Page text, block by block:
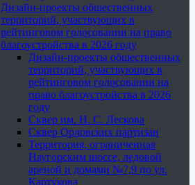
Дизайн-проекты общественных
территорий, участвующих в
рейтинговом голосовании на право
благоустройства в 2026 году
Дизайн-проекты общественных
территорий, участвующих в
рейтинговом голосовании на
право благоустройства в 2026
году
Сквер им. Н. С. Лескова
Сквер Орловских партизан
Территория, ограниченная
Наугорским шоссе, ледовой
ареной и домами №7,9 по ул.
Картукова